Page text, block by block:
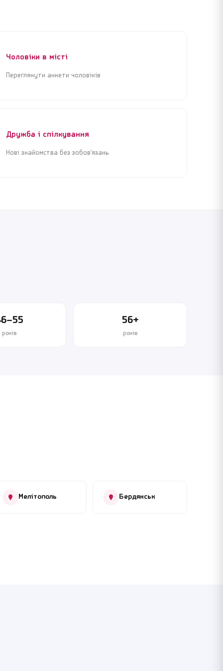
Чоловіки в місті
Переглянути анкети чоловіків
Дружба і спілкування
Нові знайомства без зобов’язань
років
56+
років
Мелітополь Бердянськ